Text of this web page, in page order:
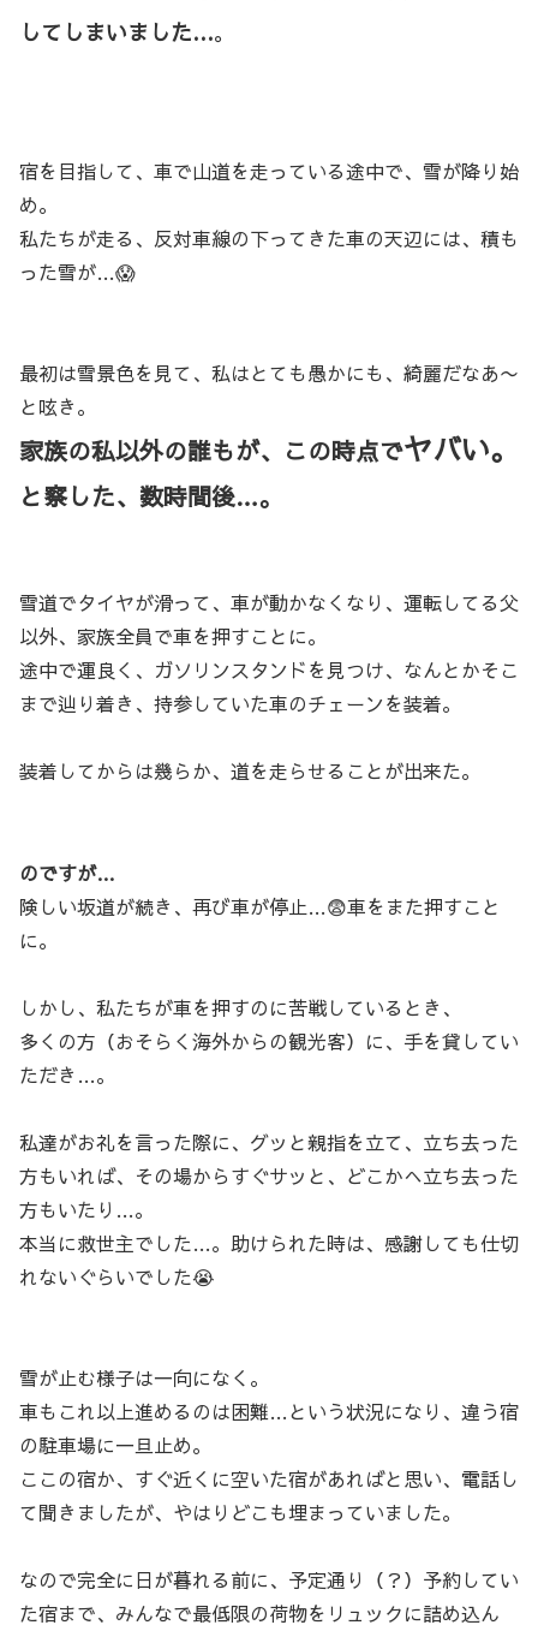
してしまいました…。
宿を目指して、車で山道を走っている途中で、雪が降り始
め。
私たちが走る、反対車線の下ってきた車の天辺には、積も
った雪が…😱
最初は雪景色を見て、私はとても愚かにも、綺麗だなあ〜
と呟き。
家族の私以外の誰もが、この時点でヤバい。
と察した、数時間後…。
雪道でタイヤが滑って、車が動かなくなり、運転してる父
以外、家族全員で車を押すことに。
途中で運良く、ガソリンスタンドを見つけ、なんとかそこ
まで辿り着き、持参していた車のチェーンを装着。
装着してからは幾らか、道を走らせることが出来た。
のですが…
険しい坂道が続き、再び車が停止…😨車をまた押すこと
に。
しかし、私たちが車を押すのに苦戦しているとき、
多くの方（おそらく海外からの観光客）に、手を貸してい
ただき…。
私達がお礼を言った際に、グッと親指を立て、立ち去った
方もいれば、その場からすぐサッと、どこかへ立ち去った
方もいたり…。
本当に救世主でした…。助けられた時は、感謝しても仕切
れないぐらいでした😭
雪が止む様子は一向になく。
車もこれ以上進めるのは困難…という状況になり、違う宿
の駐車場に一旦止め。
ここの宿か、すぐ近くに空いた宿があればと思い、電話し
て聞きましたが、やはりどこも埋まっていました。
なので完全に日が暮れる前に、予定通り（？）予約してい
た宿まで、みんなで最低限の荷物をリュックに詰め込ん